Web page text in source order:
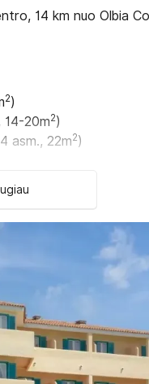
14 km nuo Olbia
2)
14-20m2)
asm., 22m2)